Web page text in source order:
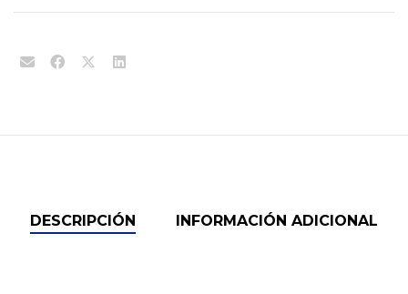
DESCRIPCIÓN INFORMACIÓN ADICIONAL